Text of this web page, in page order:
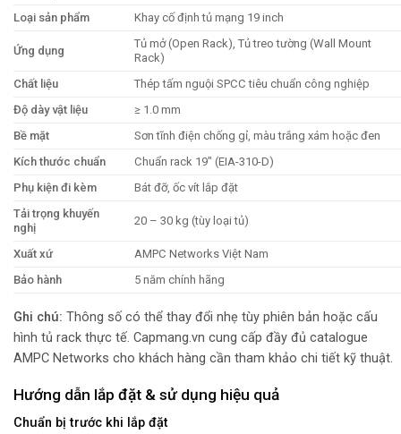
Loại sản phẩm
Khay cố định tủ mạng 19 inch
Ứng dụng
Tủ mở (Open Rack), Tủ treo tường (Wall Mount
Rack)
Chất liệu
Thép tấm nguội SPCC tiêu chuẩn công nghiệp
Độ dày vật liệu
≥ 1.0 mm
Bề mặt
Sơn tĩnh điện chống gỉ, màu trắng xám hoặc đen
Kích thước chuẩn
Chuẩn rack 19″ (EIA-310-D)
Phụ kiện đi kèm
Bát đỡ, ốc vít lắp đặt
Tải trọng khuyến
nghị
20 – 30 kg (tùy loại tủ)
Xuất xứ
AMPC Networks Việt Nam
Bảo hành
5 năm chính hãng
Ghi chú: Thông số có thể thay đổi nhẹ tùy phiên bản hoặc cấu
hình tủ rack thực tế. Capmang.vn cung cấp đầy đủ catalogue
AMPC Networks cho khách hàng cần tham khảo chi tiết kỹ thuật.
Hướng dẫn lắp đặt & sử dụng hiệu quả
Chuẩn bị trước khi lắp đặt